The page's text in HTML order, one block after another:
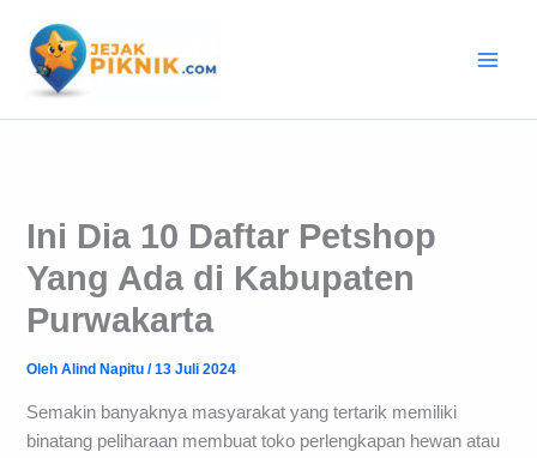
konten
Ini Dia 10 Daftar Petshop
Yang Ada di Kabupaten
Purwakarta
OlehAlind Napitu/13 Juli 2024
Semakin banyaknya masyarakat yang tertarik memiliki
binatang peliharaan membuat toko perlengkapan hewan atau